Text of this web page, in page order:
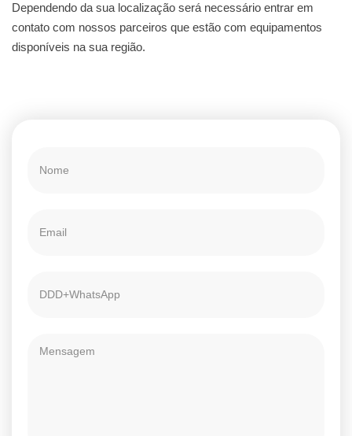
Dependendo da sua localização será necessário entrar em
contato com nossos parceiros que estão com equipamentos
disponíveis na sua região.